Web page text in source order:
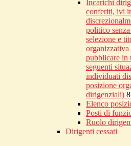
Incarichi
conferiti, ivi
politico
selezione e
pubblicare in
seguenti
individuati
posizione
dirigenziali) 8
Elenco
Posti di
Ruolo
Dirigenti cessati